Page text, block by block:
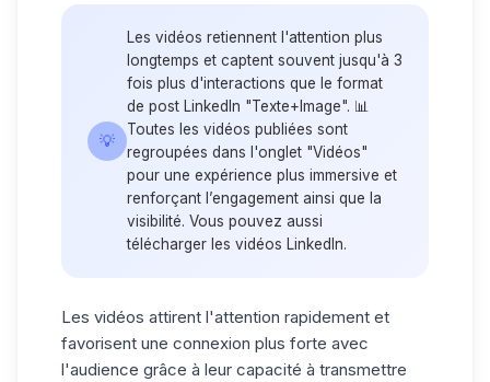
💡
Les vidéos retiennent l'attention plus
longtemps et captent souvent jusqu'à 3
fois plus d'interactions que le format
de post LinkedIn "Texte+Image". 📊
Toutes les vidéos publiées sont
regroupées dans l'onglet "Vidéos"
pour une expérience plus immersive et
renforçant l’engagement ainsi que la
visibilité. Vous pouvez aussi
télécharger les vidéos LinkedIn.
Les vidéos attirent l'attention rapidement et
favorisent une connexion plus forte avec
l'audience grâce à leur capacité à transmettre